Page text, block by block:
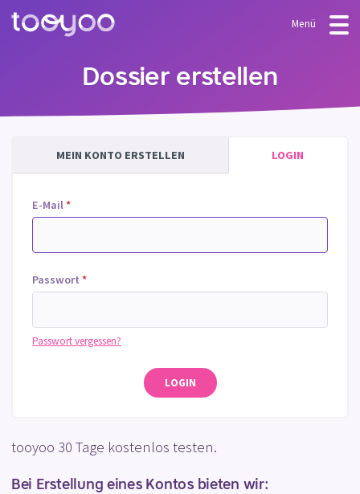
Menü
Vorlagen & Assistenten
Dossier erstellen
MEIN KONTO ERSTELLEN LOGIN
E-Mail*
Passwort *
Passwort vergessen?
LOGIN
tooyoo 30 Tage kostenlos testen.
Bei Erstellung eines Kontos bieten wir: